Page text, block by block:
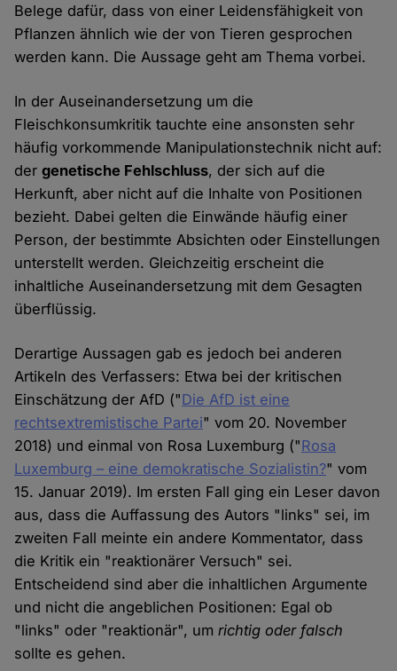
Belege dafür, dass von einer Leidensfähigkeit von
Pflanzen ähnlich wie der von Tieren gesprochen
werden kann. Die Aussage geht am Thema vorbei.
In der Auseinandersetzung um die
Fleischkonsumkritik tauchte eine ansonsten sehr
häufig vorkommende Manipulationstechnik nicht auf:
dergenetische Fehlschluss, der sich auf die
Herkunft, aber nicht auf die Inhalte von Positionen
bezieht. Dabei gelten die Einwände häufig einer
Person, der bestimmte Absichten oder Einstellungen
unterstellt werden. Gleichzeitig erscheint die
inhaltliche Auseinandersetzung mit dem Gesagten
überflüssig.
Derartige Aussagen gab es jedoch bei anderen
Artikeln des Verfassers: Etwa bei der kritischen
Einschätzung der AfD ("Die AfD ist eine
rechtsextremistische Partei" vom 20. November
2018) und einmal von Rosa Luxemburg ("Rosa
Luxemburg – eine demokratische Sozialistin?" vom
15. Januar 2019). Im ersten Fall ging ein Leser davon
aus, dass die Auffassung des Autors "links" sei, im
zweiten Fall meinte ein andere Kommentator, dass
die Kritik ein "reaktionärer Versuch" sei.
Entscheidend sind aber die inhaltlichen Argumente
und nicht die angeblichen Positionen: Egal ob
"links" oder "reaktionär", umrichtig oder falsch
sollte es gehen.